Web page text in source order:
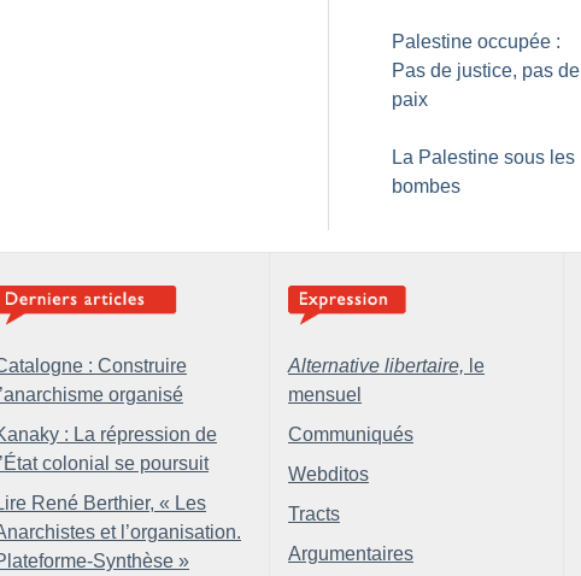
Palestine occupée :
Pas de justice, pas de
paix
La Palestine sous les
bombes
: Construire
organisé
: La répression de
colonial se poursuit
René Berthier, « Les
et l’organisation.
Synthèse »
Alternative libertaire, le
mensuel
Communiqués
Webditos
Tracts
Argumentaires